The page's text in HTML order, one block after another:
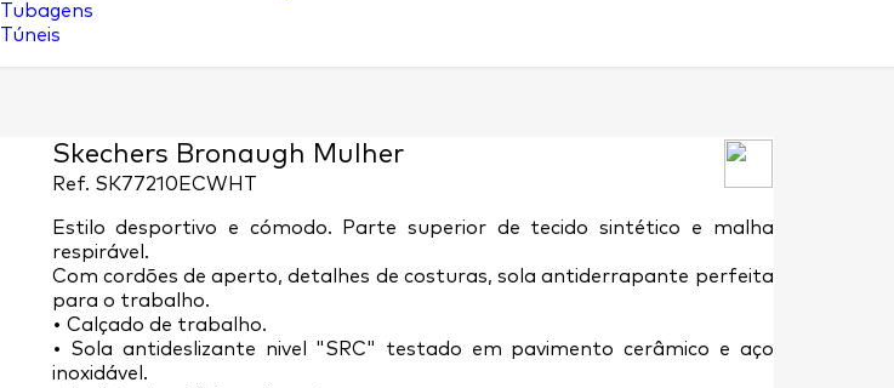
Tubagens
Túneis
Skechers Bronaugh Mulher
Ref. SK77210ECWHT
Estilo desportivo e cómodo. Parte superior de tecido sintético e malha
respirável.
Com cordões de aperto, detalhes de costuras, sola antiderrapante perfeita
para o trabalho.
• Calçado de trabalho.
• Sola antideslizante nivel "SRC" testado em pavimento cerâmico e aço
inoxidável.